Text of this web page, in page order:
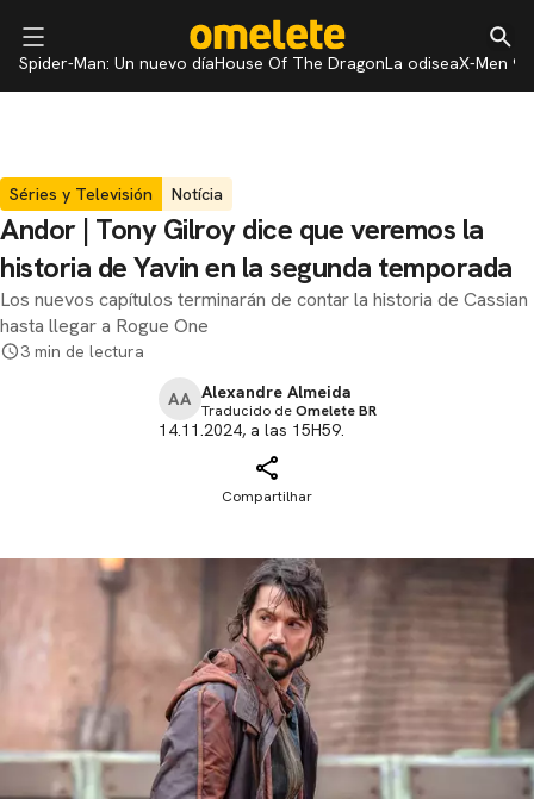
Spider-Man: Un nuevo díaHouse Of The DragonLa odiseaX-Men 97
Séries y Televisión Notícia
Andor | Tony Gilroy dice que veremos la
historia de Yavin en la segunda temporada
Los nuevos capítulos terminarán de contar la historia de Cassian
hasta llegar a Rogue One
3 min de lectura
AA Alexandre Almeida
Traducido deOmelete BR
14.11.2024, a las 15H59.
Compartilhar